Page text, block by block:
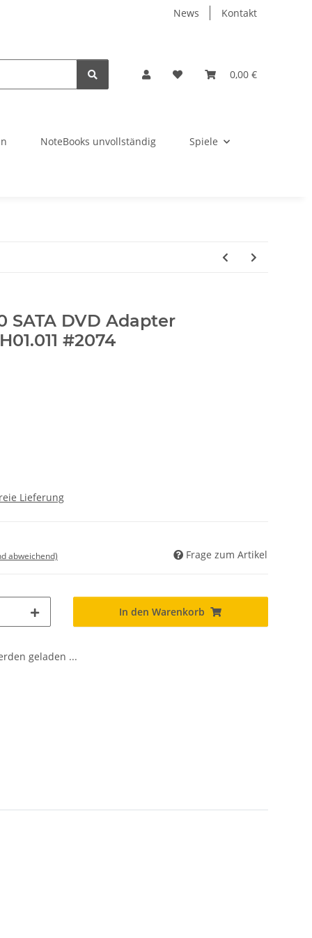
News Kontakt
0,00 €
NoteBooks unvollständig Spiele
SATA DVD Adapter
#2074
Lieferung
abweichend) Frage zum Artikel
In den Warenkorb
geladen ...